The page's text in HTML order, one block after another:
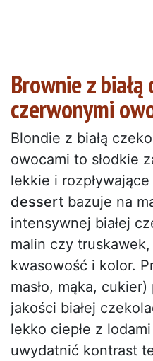
Brownie z
czerwonymi
Blondie z białą
owocami to słodkie
lekkie i
dessert bazuje na
intensywnej białej
malin czy
kwasowość i kolor.
masło, mąka,
jakości białej
lekko ciepłe z
uwydatnić kontrast